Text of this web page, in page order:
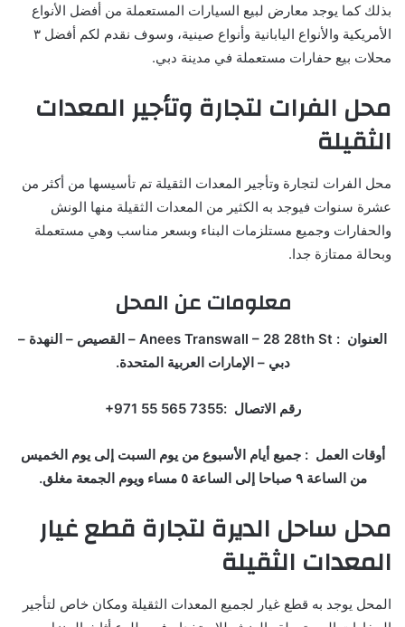
بذلك كما يوجد معارض لبيع السيارات المستعملة من أفضل الأنواع
الأمريكية والأنواع اليابانية وأنواع صينية، وسوف نقدم لكم أفضل ٣
محلات بيع حفارات مستعملة في مدينة دبي.
محل الفرات لتجارة وتأجير المعدات
الثقيلة
محل الفرات لتجارة وتأجير المعدات الثقيلة تم تأسيسها من أكثر من
عشرة سنوات فيوجد به الكثير من المعدات الثقيلة منها الونش
والحفارات وجميع مستلزمات البناء وبسعر مناسب وهي مستعملة
وبحالة ممتازة جدا.
معلومات عن المحل
العنوان : Anees Transwall – 28 28th St – اﻟﻘﺼﻴﺺ – النهدة –
دبي – الإمارات العربية المتحدة.
رقم الاتصال :‏‪+971 55 565 7355‏
أوقات العمل : جميع أيام الأسبوع من يوم السبت إلى يوم الخميس
من الساعة ٩ صباحا إلى الساعة ٥ مساء ويوم الجمعة مغلق.
محل ساحل الديرة لتجارة قطع غيار
المعدات الثقيلة
المحل يوجد به قطع غيار لجميع المعدات الثقيلة ومكان خاص لتأجير